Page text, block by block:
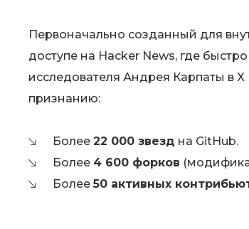
Первоначально созданный для
доступе на Hacker News, где
исследователя Андрея Карпаты в
признанию:
Более 22 000 звезд на GitHub.
Более 4 600 форков
Более50 активных